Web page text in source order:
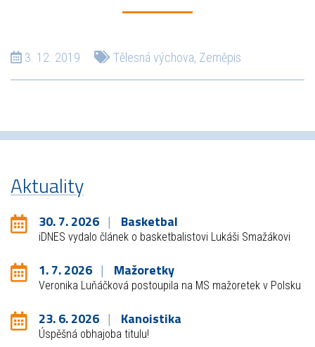
3. 12. 2019 Tělesná výchova, Zeměpis
Aktuality
30. 7. 2026 Basketbal
iDNES vydalo článek o basketbalistovi Lukáši Smažákovi
1. 7. 2026 Mažoretky
Veronika Luňáčková postoupila na MS mažoretek v Polsku
23. 6. 2026 Kanoistika
Úspěšná obhajoba titulu!